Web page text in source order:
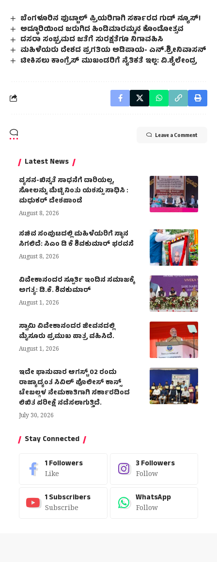
ಬೆಂಗಳೂರಿನ ಫುಟ್ಬಾಲ್ ಪ್ರಿಯರಿಗಾಗಿ ಸರ್ಕಾರದ ಗುಡ್ ನ್ಯೂಸ್!
ಅದ್ಧೂರಿಯಿಂದ ಜರುಗಿದ ಹಿಂಡಿಮಾರಮ್ಮನ ಕೊಂಡೋತ್ಸವ
ದಸರಾ ಸಂಭ್ರಮದ ಜತೆಗೆ ಸುರಕ್ಷತೆಗೂ ನಿಗಾವಹಿಸಿ
ಮಹಿಳೆಯರು ದೇಶದ ಪ್ರಗತಿಯ ಅಡಿಪಾಯ- ಎನ್.ಶ್ರೀನಿವಾಸನ್
ಟೀಕಿಸಲು ಕಾಂಗ್ರೆಸ್ ಮುಖಂಡರಿಗೆ ನೈತಿಕತೆ ಇಲ್ಲ: ವಿ.ಶೈಲೇಂದ್ರ
Leave a Comment
Latest News
ವ್ಯಸನ-ಖಿನ್ನತೆ ಸಾಧನೆಗೆ ದಾರಿಯಲ್ಲ,
ಸೋಲನ್ನು ಮೆಟ್ಟಿ ನಿಂತು ಯಶಸ್ಸು ಸಾಧಿಸಿ :
ಮಧುಕರ್ ದೇಶಪಾಂಡೆ
August 8, 2026
ಸಚಿವ ಸಂಪುಟದಲ್ಲಿ ಮಹಿಳೆಯರಿಗೆ ಸ್ಥಾನ
ಸಿಗಲಿದೆ: ಸಿಎಂ ಡಿ ಕೆ ಶಿವಕುಮಾರ್ ಭರವಸೆ
August 8, 2026
ವಿವೇಕಾನಂದರ ಸ್ಪೂರ್ತಿ ಇಂದಿನ ಸಮಾಜಕ್ಕೆ
ಅಗತ್ಯ: ಡಿ.ಕೆ. ಶಿವಕುಮಾರ್
August 1, 2026
ಸ್ವಾಮಿ ವಿವೇಕಾನಂದರ ಜೀವನದಲ್ಲಿ
ಮೈಸೂರು ಪ್ರಮುಖ ಪಾತ್ರ ವಹಿಸಿದೆ.
August 1, 2026
ಇದೇ ಭಾನುವಾರ ಆಗಸ್ಟ್ 02 ರಂದು
ರಾಜ್ಯಾದ್ಯಂತ ಸಿವಿಲ್ ಪೊಲೀಸ್ ಕಾನ್ಸ್
ಟೇಬಲ್ಗಳ ನೇಮಕಾತಿಗಾಗಿ ಸರ್ಕಾರದಿಂದ
ಲಿಖಿತ ಪರೀಕ್ಷೆ ನಡೆಸಲಾಗುತ್ತಿದೆ.
July 30, 2026
Stay Connected
1Followers
Like
3Followers
Follow
1Subscribers
Subscribe
WhatsApp
Follow